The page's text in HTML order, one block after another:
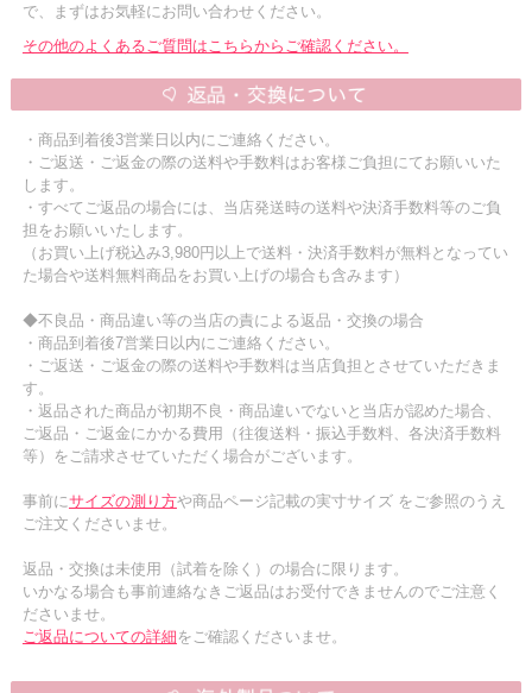
で、まずはお気軽にお問い合わせください。
その他のよくあるご質問はこちらからご確認ください。
・商品到着後3営業日以内にご連絡ください。
・ご返送・ご返金の際の送料や手数料はお客様ご負担にてお願いいた
します。
・すべてご返品の場合には、当店発送時の送料や決済手数料等のご負
担をお願いいたします。
（お買い上げ税込み3,980円以上で送料・決済手数料が無料となってい
た場合や送料無料商品をお買い上げの場合も含みます）
◆不良品・商品違い等の当店の責による返品・交換の場合
・商品到着後7営業日以内にご連絡ください。
・ご返送・ご返金の際の送料や手数料は当店負担とさせていただきま
す。
・返品された商品が初期不良・商品違いでないと当店が認めた場合、
ご返品・ご返金にかかる費用（往復送料・振込手数料、各決済手数料
等）をご請求させていただく場合がございます。
事前にサイズの測り方や商品ページ記載の実寸サイズ をご参照のうえ
ご注文くださいませ。
返品・交換は未使用（試着を除く）の場合に限ります。
いかなる場合も事前連絡なきご返品はお受付できませんのでご注意く
ださいませ。
ご返品についての詳細をご確認くださいませ。